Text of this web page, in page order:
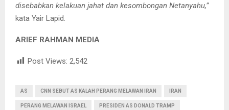
disebabkan kelakuan jahat dan kesombongan Netanyahu,”
kata Yair Lapid.
ARIEF RAHMAN MEDIA
Post Views: 2,542
AS CNN SEBUT AS KALAH PERANG MELAWAN IRAN IRAN
PERANG MELAWAN ISRAEL PRESIDEN AS DONALD TRAMP